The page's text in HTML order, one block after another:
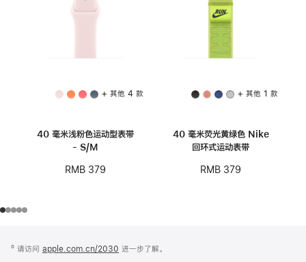
+ 其他 4 款
40 毫米浅粉色运动型表带
- S/M
RMB 379
+ 其他 1 款
40 毫米荧光黄绿色 Nike
回环式运动表带
RMB 379
注
º 请访问 apple.com.cn/2030 进一步了解。